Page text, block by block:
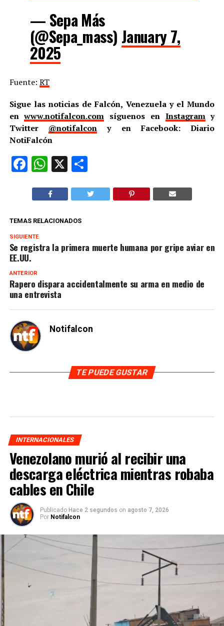
— Sepa Más
(@Sepa_mass) January 7,
2025
Fuente: RT
Sigue las noticias de Falcón, Venezuela y el Mundo
enwww.notifalcon.com síguenos en Instagramy
Twitter @notifalcon y en Facebook: Diario
NotiFalcón
Facebook
WhatsApp
X Compartir
TEMAS RELACIONADOS
SIGUIENTE
Se registra la primera muerte humana por gripe aviar en
EE.UU.
ANTERIOR
Rapero dispara accidentalmente su arma en medio de
una entrevista
Notifalcon
TE PUEDE GUSTAR
INTERNACIONALES
Venezolano murió al recibir una
descarga eléctrica mientras robaba
cables en Chile
Publicado Hace 2 segundos on agosto 7, 2026
Por Notifalcon